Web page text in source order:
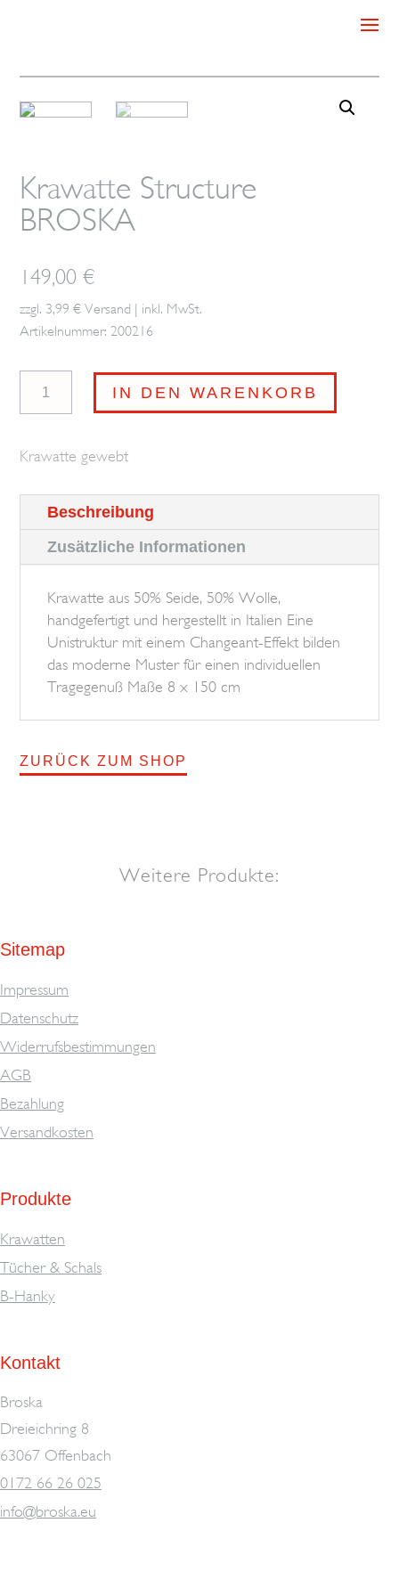
Krawatte Structure
BROSKA
149,00€
zzgl. 3,99 € Versand | inkl. MwSt.
Artikelnummer: 200216
Menge
IN DEN WARENKORB
Krawatte gewebt
Beschreibung
Zusätzliche Informationen
Krawatte aus 50% Seide, 50% Wolle,
handgefertigt und hergestellt in Italien Eine
Unistruktur mit einem Changeant-Effekt bilden
das moderne Muster für einen individuellen
Tragegenuß Maße 8 x 150 cm
ZURÜCK ZUM SHOP
Weitere Produkte:
Sitemap
Impressum
Datenschutz
Widerrufsbestimmungen
AGB
Bezahlung
Versandkosten
Produkte
Krawatten
Tücher & Schals
B-Hanky
Kontakt
Broska
Dreieichring 8
63067 Offenbach
0172 66 26 025
info@broska.eu